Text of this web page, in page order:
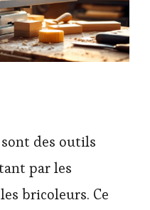
sont des outils
par les
bricoleurs. Ce